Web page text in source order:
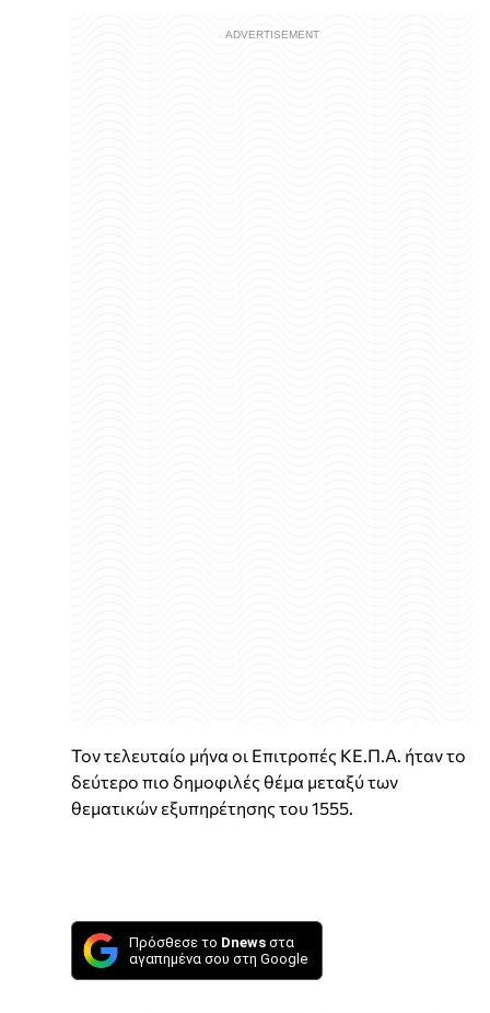
Τον τελευταίο μήνα οι Επιτροπές ΚΕ.Π.Α. ήταν το
δεύτερο πιο δημοφιλές θέμα μεταξύ των
θεματικών εξυπηρέτησης του 1555.
Πρόσθεσε το Dnews στα
αγαπημένα σου στη Google